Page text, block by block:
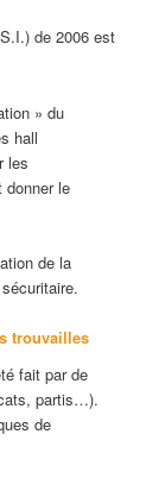
de 2006 est
» du
hall
les
donner le
de la
trouvailles
fait par de
partis…).
de